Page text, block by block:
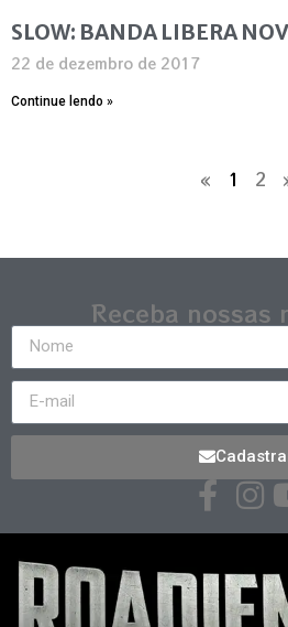
SLOW: BANDA LIBERA
22 de dezembro de 2017
Continue lendo »
« 1 2
Receba nossas